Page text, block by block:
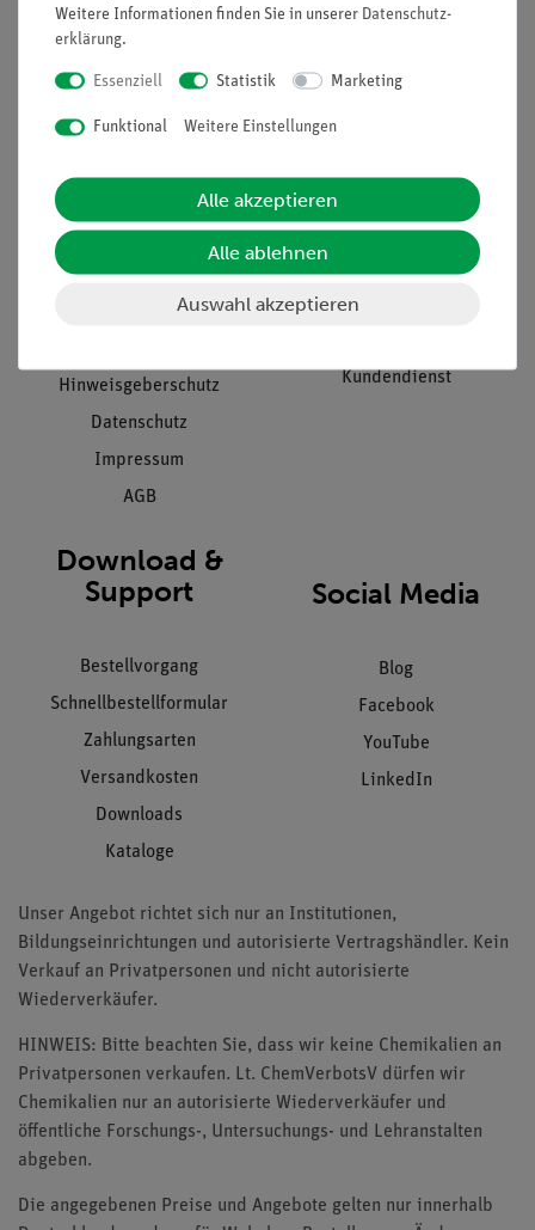
Nach oben
Informationen
Projekte und Lösungen
Presse
Stellenangebote
Hinweisgeberschutz
Datenschutz
Impressum
AGB
Übersicht Service
Beratung & Showroom
Inventarisierungs- &
Einräumservice
Kundendienst
Download &
Support
Bestellvorgang
Schnellbestellformular
Zahlungsarten
Versandkosten
Downloads
Kataloge
Social Media
Blog
Facebook
YouTube
LinkedIn
Unser Angebot richtet sich nur an Institutionen,
Bildungseinrichtungen und autorisierte Vertragshändler. Kein
Verkauf an Privatpersonen und nicht autorisierte
Wiederverkäufer.
HINWEIS: Bitte beachten Sie, dass wir keine Chemikalien an
Privatpersonen verkaufen. Lt. ChemVerbotsV dürfen wir
Chemikalien nur an autorisierte Wiederverkäufer und
öffentliche Forschungs-, Untersuchungs- und Lehranstalten
abgeben.
Die angegebenen Preise und Angebote gelten nur innerhalb
Weitere Informationen finden Sie in unserer Daten­schutz­
erklärung.
Essenziell Statistik Marketing
Funktional Weitere Einstellungen
Alle akzeptieren
Alle ablehnen
Auswahl akzeptieren